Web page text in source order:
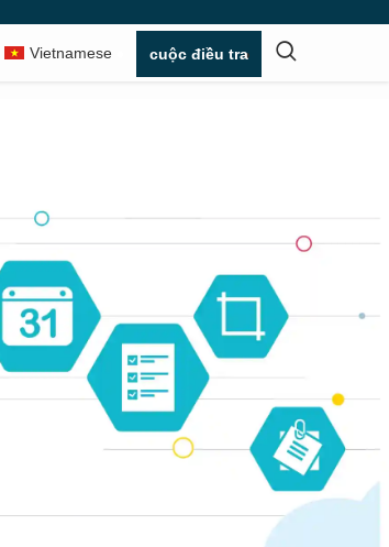
Vietnamese cuộc điều tra